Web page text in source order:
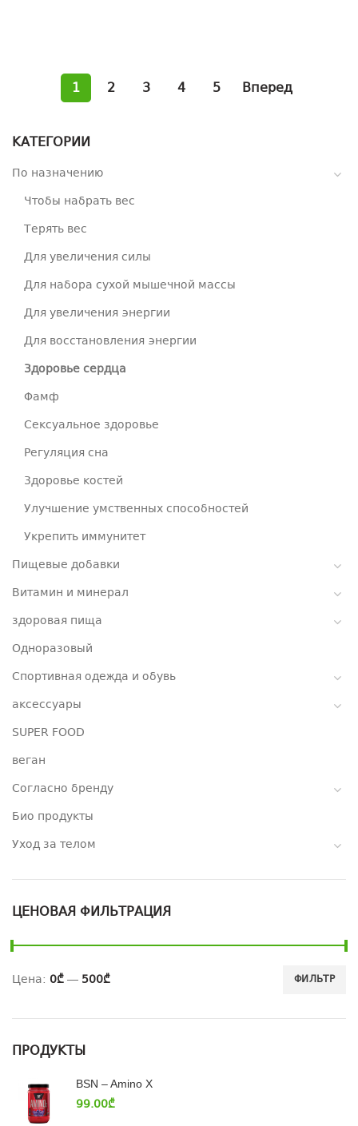
КАТЕГОРИИ
По назначению
Чтобы набрать вес
Терять вес
Для увеличения силы
Для набора сухой мышечной массы
Для увеличения энергии
Для восстановления энергии
Здоровье сердца
Фамф
Сексуальное здоровье
Регуляция сна
Здоровье костей
Улучшение умственных способностей
Укрепить иммунитет
Пищевые добавки
Витамин и минерал
здоровая пища
Одноразовый
Спортивная одежда и обувь
аксессуары
SUPER FOOD
веган
Согласно бренду
Био продукты
Уход за телом
ЦЕНОВАЯ ФИЛЬТРАЦИЯ
ФИЛЬТР
Цена: 0₾— 500₾
ПРОДУКТЫ
BSN – Amino X
99.00₾
1 2 3 4 5 Вперед